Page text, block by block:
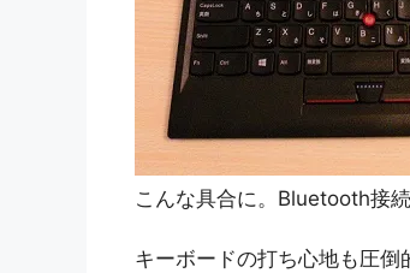
こんな具合に。Bluetooth接
キーボードの打ち心地も圧倒